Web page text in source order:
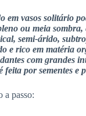
em vasos solitário
ou meia
semi-árido,
e rico em matéria
com grandes
por sementes e
a passo: